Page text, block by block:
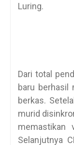
Luring.
Dari total
baru berhasil
berkas.
murid
memastikan
Selanjutnya